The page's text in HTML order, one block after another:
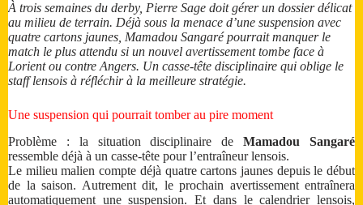
À trois semaines du derby, Pierre Sage doit gérer un dossier délicat
au milieu de terrain. Déjà sous la menace d’une suspension avec
quatre cartons jaunes, Mamadou Sangaré pourrait manquer le
match le plus attendu si un nouvel avertissement tombe face à
Lorient ou contre Angers. Un casse-tête disciplinaire qui oblige le
staff lensois à réfléchir à la meilleure stratégie.
Une suspension qui pourrait tomber au pire moment
Problème : la situation disciplinaire deMamadou Sangaré
ressemble déjà à un casse-tête pour l’entraîneur lensois.
Le milieu malien compte déjà quatre cartons jaunes depuis le début
de la saison. Autrement dit, le prochain avertissement entraînera
automatiquement une suspension. Et dans le calendrier lensois,